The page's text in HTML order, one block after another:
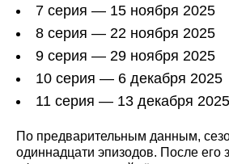
7 серия — 15 ноября 2025
8 серия — 22 ноября 2025
9 серия — 29 ноября 2025
10 серия — 6 декабря 2025
11 серия — 13 декабря 2025
По предварительным данным,
одиннадцати эпизодов. После его